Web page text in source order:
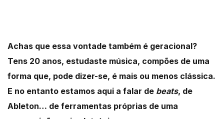
Achas que essa vontade também é geracional?
Tens 20 anos, estudaste música, compões de uma
forma que, pode dizer-se, é mais ou menos clássica.
E no entanto estamos aqui a falar de beats, de
Ableton… de ferramentas próprias de uma